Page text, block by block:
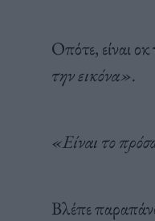
Οπότε, είναι οκ
την εικόνα».
«Είναι το
Βλέπε